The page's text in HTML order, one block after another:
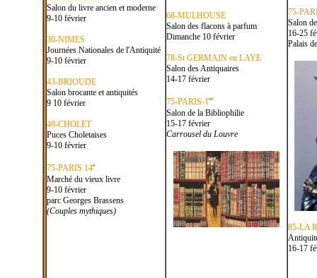
Salon du livre ancien et moderne
9-10 février
30-NIMES
Journées Nationales de l'Antiquité
9-10 février
43-BRIOUDE
Salon brocante et antiquités
9 10 février
49-CHOLET
Puces Choletaises
9-10 février
75-PARIS 14e
Marché du vieux livre
9-10 février
parc Georges Brassens
(Couples mythiques)
68-MULHOUSE
Salon des flacons à parfum
Dimanche 10 février
78-St GERMAIN en LAYE
Salon des Antiquaires
14-17 février
75-PARIS-1er
Salon de la Bibliophilie
15-17 février
Carrousel du Louvre
75-
Salon
16-25
Palais
85-LA
16-17